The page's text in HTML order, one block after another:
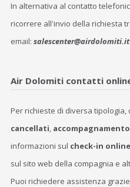
In alternativa al contatto
ricorrere all'invio della richiesta
email: salescenter@airdolomiti.it
Air Dolomiti contatti
Per richieste di diversa tipologia,
cancellati, accompagnamento
informazioni sul check-in online
sul sito web della compagnia e
Puoi richiedere assistenza